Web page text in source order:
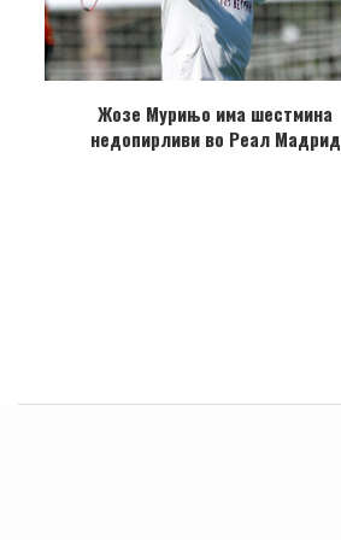
Жозе Мурињо има шестмина
недопирливи во Реал Мадрид